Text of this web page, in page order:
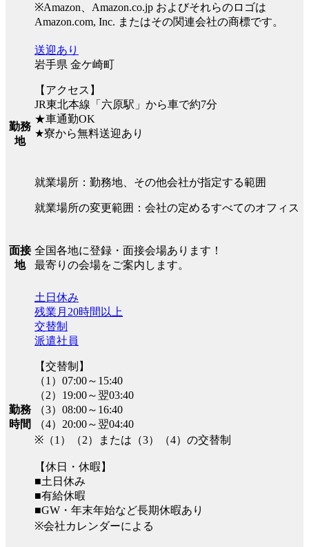
※Amazon、Amazon.co.jp およびそれらのロゴは
Amazon.com, Inc. またはその関連会社の商標です。
勤務
地
送迎あり
岩手県 金ケ崎町
【アクセス】
JR東北本線「六原駅」から車で約7分
★車通勤OK
★寮から無料送迎あり
就業場所：勤務地、その他会社が指定する範囲
就業場所の変更範囲：会社の定めるすべてのオフィス
面接
地
全国各地に登録・面接会場あります！
最寄りの会場をご案内します。
勤務
時間
土日休み
残業月20時間以上
交替制
派遣社員
【交替制】
（1）07:00～15:40
（2）19:00～翌03:40
（3）08:00～16:40
（4）20:00～翌04:40
※（1）（2）または（3）（4）の交替制
【休日・休暇】
■土日休み
■有給休暇
■GW・年末年始など長期休暇あり
※会社カレンダーによる